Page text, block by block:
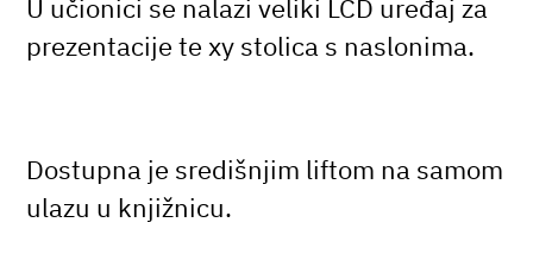
U učionici se nalazi veliki LCD uređaj za
prezentacije te xy stolica s naslonima.
Dostupna je središnjim liftom na samom
ulazu u knjižnicu.